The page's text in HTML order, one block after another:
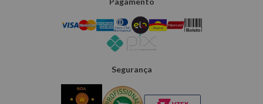
Segurança